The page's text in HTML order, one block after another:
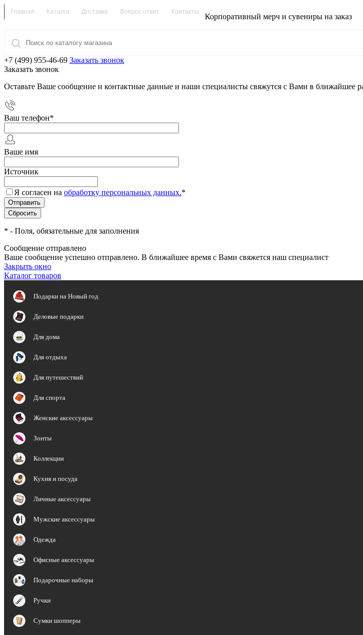
Главная Каталог Доставка Вопрос ответ Контакты
Корпоративный мерч и сувениры на заказ
+7 (499) 955-46-69 Заказать звонок
Заказать звонок
Оставьте Ваше сообщение и контактные данные и наши специалисты свяжутся с Вами в ближайшее
Ваш телефон*
Ваше имя
Источник
Я согласен на обработку персональных данных.*
* - Поля, обязательные для заполнения
Сообщение отправлено
Ваше сообщение успешно отправлено. В ближайшее время с Вами свяжется наш специалист
Закрыть окно
Каталог товаров
Подарки на Новый год
Деловые подарки
Для дома
Для отдыха
Для путешествий
Для спорта
Женские аксессуары
Зонты
Коллекции
Кухня и посуда
Личные аксессуары
Мужские аксессуары
Одежда
Офисные аксессуары
Подарочные наборы
Ручки
Сумки шопперы